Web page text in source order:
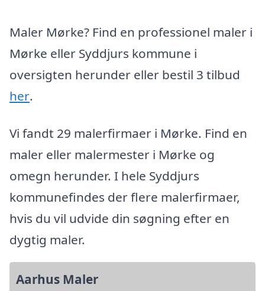
Maler Mørke? Find en professionel maler i
Mørke eller Syddjurs kommune i
oversigten herunder eller bestil 3 tilbud
her.
Vi fandt 29 malerfirmaer i Mørke. Find en
maler eller malermester i Mørke og
omegn herunder. I hele Syddjurs
kommunefindes der flere malerfirmaer,
hvis du vil udvide din søgning efter en
dygtig maler.
Aarhus Maler